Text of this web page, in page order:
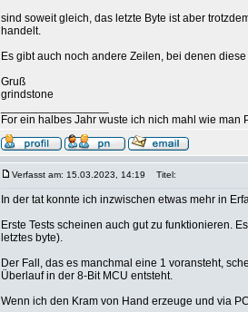
sind soweit gleich, das letzte Byte ist aber
handelt.
Es gibt auch noch andere Zeilen, bei denen
Gruß
grindstone
For ein halbes Jahr wuste ich nich mahl wie man
Verfasst am: 15.03.2023, 14:19 Titel:
In der tat konnte ich inzwischen etwas mehr in
Erste Tests scheinen auch gut zu funktionieren.
letztes byte).
Der Fall, das es manchmal eine 1 voransteht,
Überlauf in der 8-Bit MCU entsteht.
Wenn ich den Kram von Hand erzeuge und via